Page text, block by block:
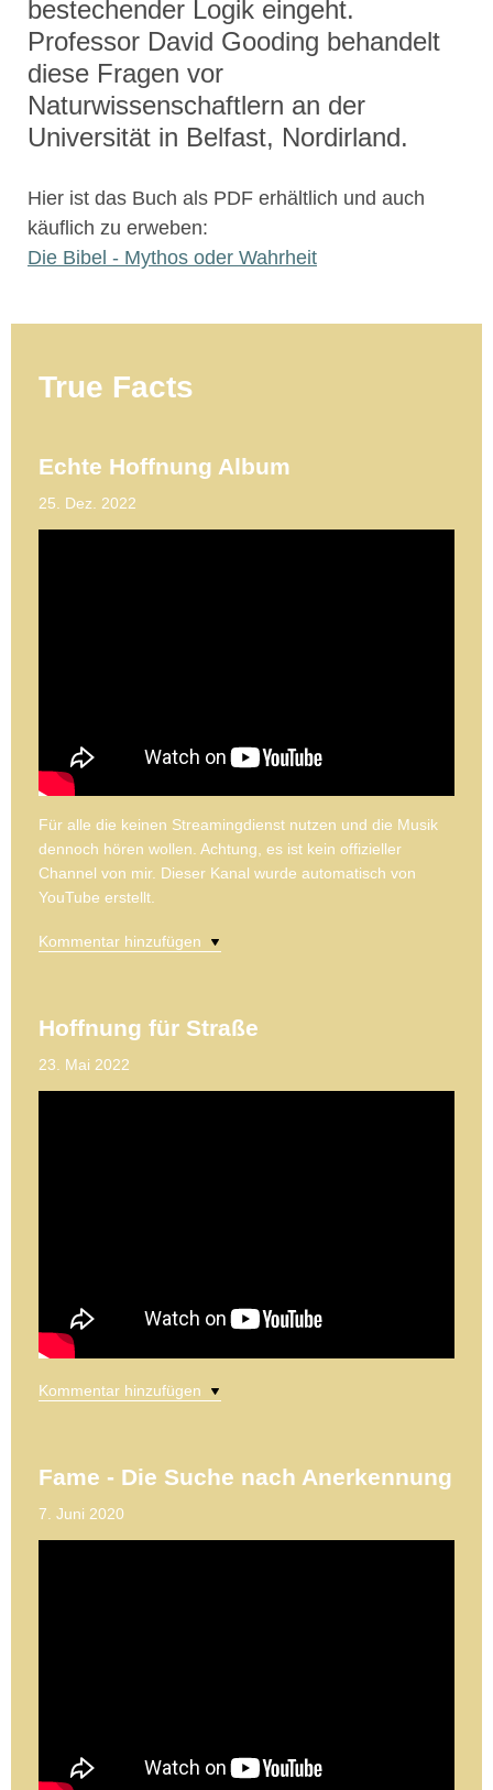
bestechender Logik eingeht.
Professor David Gooding behandelt
diese Fragen vor
Naturwissenschaftlern an der
Universität in Belfast, Nordirland.
Hier ist das Buch als PDF erhältlich und auch
käuflich zu erweben:
Die Bibel - Mythos oder Wahrheit
True Facts
Echte Hoffnung Album
25. Dez. 2022
Für alle die keinen Streamingdienst nutzen und die Musik
dennoch hören wollen. Achtung, es ist kein offizieller
Channel von mir. Dieser Kanal wurde automatisch von
YouTube erstellt.
Kommentar hinzufügen
Hoffnung für Straße
23. Mai 2022
Kommentar hinzufügen
Fame - Die Suche nach Anerkennung
7. Juni 2020